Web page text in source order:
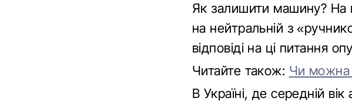
Як залишити машину? На
на нейтральній з
відповіді на ці питання
Читайте також: Чи можна
В Україні, де середній